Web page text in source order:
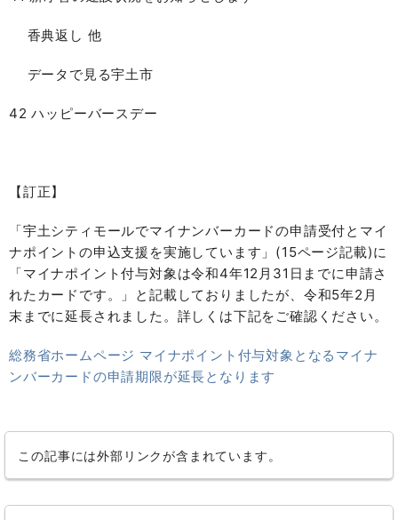
香典返し 他
データで見る宇土市
42 ハッピーバースデー
【訂正】
「宇土シティモールでマイナンバーカードの申請受付とマイ
ナポイントの申込支援を実施しています」(15ページ記載)に
「マイナポイント付与対象は令和4年12月31日までに申請さ
れたカードです。」と記載しておりましたが、令和5年2月
末までに延長されました。詳しくは下記をご確認ください。
総務省ホームページ マイナポイント付与対象となるマイナ
ンバーカードの申請期限が延長となります
この記事には外部リンクが含まれています。